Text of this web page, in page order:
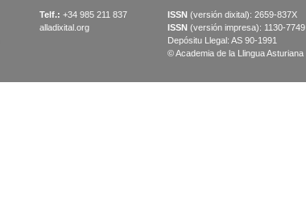
Telf.: +34 985 211 837
alladixital.org
ISSN (versión dixital): 2659-837X
ISSN (versión impresa): 1130-7749
Depósitu Llegal: AS 90-1991
© Academia de la Llingua Asturiana